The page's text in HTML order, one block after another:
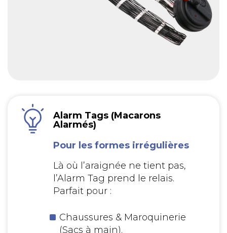
Alarm Tags (Macarons
Alarmés)
Pour les formes irrégulières
Là où l’araignée ne tient pas,
l’Alarm Tag prend le relais.
Parfait pour :
Chaussures & Maroquinerie
(Sacs à main).